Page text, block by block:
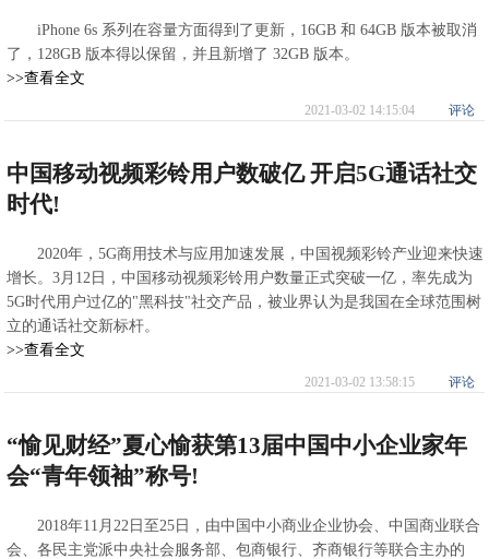
iPhone 6s 系列在容量方面得到了更新，16GB 和 64GB 版本被取消
了，128GB 版本得以保留，并且新增了 32GB 版本。
>>查看全文
2021-03-02 14:15:04 评论
中国移动视频彩铃用户数破亿 开启5G通话社交
时代!
2020年，5G商用技术与应用加速发展，中国视频彩铃产业迎来快速
增长。3月12日，中国移动视频彩铃用户数量正式突破一亿，率先成为
5G时代用户过亿的"黑科技"社交产品，被业界认为是我国在全球范围树
立的通话社交新标杆。
>>查看全文
2021-03-02 13:58:15 评论
“愉见财经”夏心愉获第13届中国中小企业家年
会“青年领袖”称号!
2018年11月22日至25日，由中国中小商业企业协会、中国商业联合
会、各民主党派中央社会服务部、包商银行、齐商银行等联合主办的